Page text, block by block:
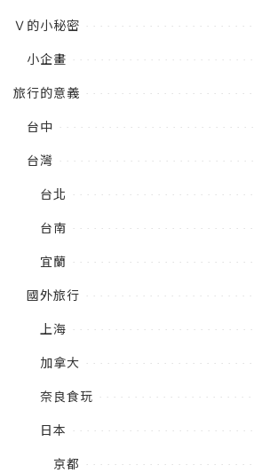
Ｖ的小秘密
小企畫
旅行的意義
台中
台灣
台北
台南
宜蘭
國外旅行
上海
加拿大
奈良食玩
日本
京都